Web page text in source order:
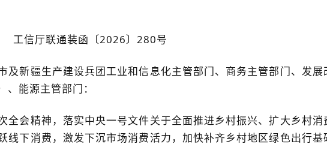
工信厅联通装函〔2026〕280号
及新疆生产建设兵团工业和信息化主管部门、商务主管部门、发展
能源主管部门：
全会精神，落实中央一号文件关于全面推进乡村振兴、扩大乡村消
线下消费，激发下沉市场消费活力，加快补齐乡村地区绿色出行基